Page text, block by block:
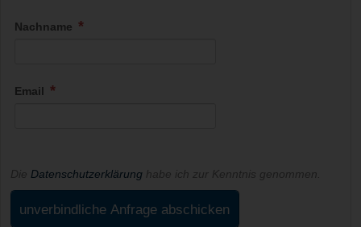
Nachname
Email
Die Datenschutzerklärung habe ich zur Kenntnis genommen.
unverbindliche Anfrage abschicken